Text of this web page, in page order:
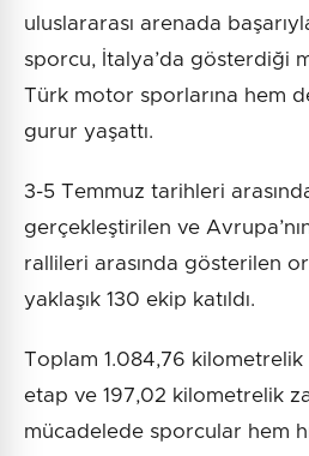
uluslararası arenada
sporcu, İtalya’da gösterdiği
Türk motor sporlarına hem
gurur yaşattı.
3-5 Temmuz tarihleri
gerçekleştirilen ve
rallileri arasında gösterilen
yaklaşık 130 ekip katıldı.
Toplam 1.084,76 kilometrelik
etap ve 197,02 kilometrelik
mücadelede sporcular hem